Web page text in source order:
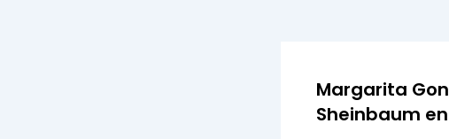
Margarita
Sheinbaum